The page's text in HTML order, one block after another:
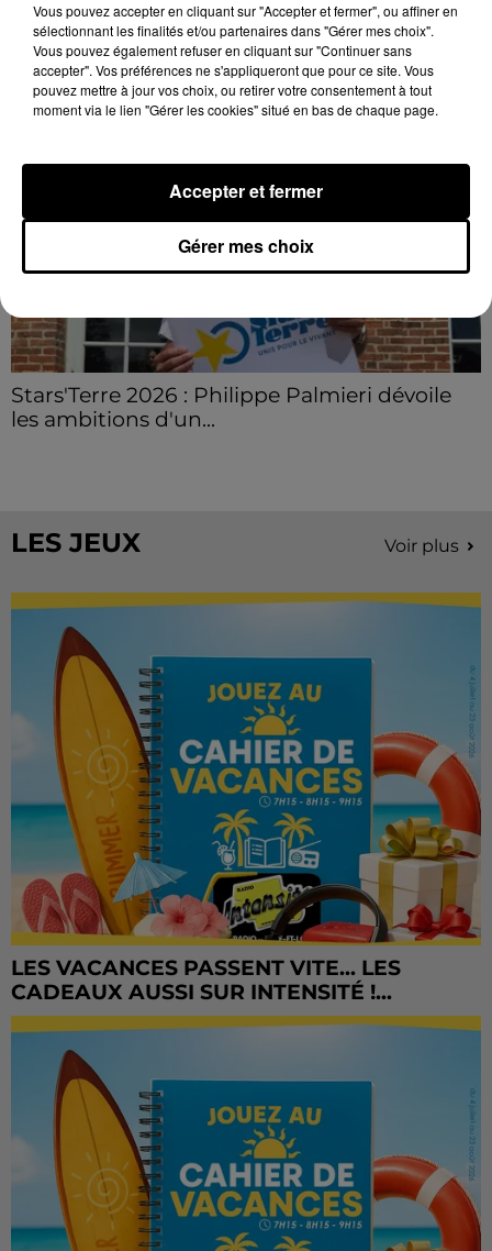
LE GRAND FORMAT Voir plus
Stars'Terre 2026 : Philippe Palmieri dévoile
les ambitions d'un...
LES JEUX Voir plus
LES VACANCES PASSENT VITE... LES
CADEAUX AUSSI SUR INTENSITÉ !...
Vous pouvez accepter en cliquant sur "Accepter et fermer", ou affiner en
sélectionnant les finalités et/ou partenaires dans "Gérer mes choix".
Vous pouvez également refuser en cliquant sur "Continuer sans
accepter". Vos préférences ne s'appliqueront que pour ce site. Vous
pouvez mettre à jour vos choix, ou retirer votre consentement à tout
moment via le lien "Gérer les cookies" situé en bas de chaque page.
Gérer mes choix
Accepter et fermer